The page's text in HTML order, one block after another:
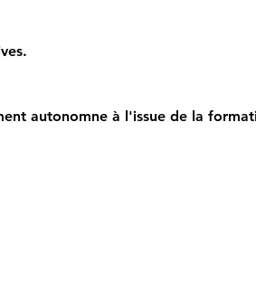
autonomne à l'issue de la